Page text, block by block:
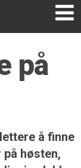
på
å finne
høsten,